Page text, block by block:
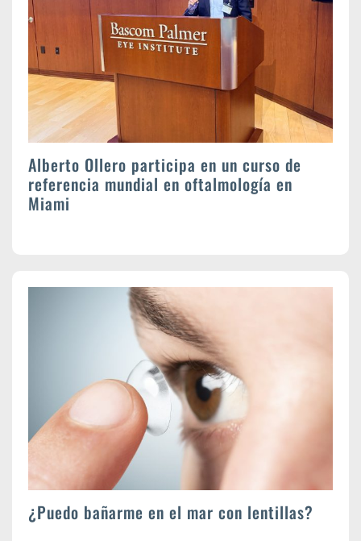
Alberto Ollero participa en un curso de
referencia mundial en oftalmología en
Miami
¿Puedo bañarme en el mar con lentillas?